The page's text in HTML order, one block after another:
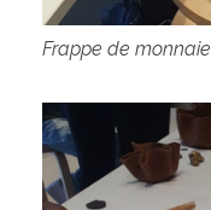
Frappe de monnaie